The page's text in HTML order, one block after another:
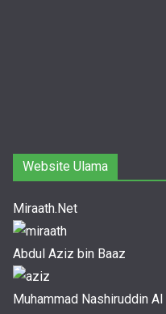
Website Ulama
Miraath.Net
Abdul Aziz bin Baaz
Muhammad Nashiruddin